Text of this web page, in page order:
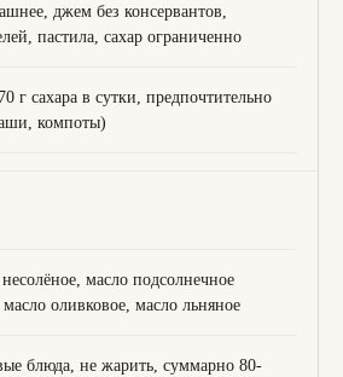
джем без консервантов,
пастила, сахар ограниченно
г сахара в сутки, предпочтительно
компоты)
масло подсолнечное
оливковое, масло льняное
блюда, не жарить, суммарно 80-